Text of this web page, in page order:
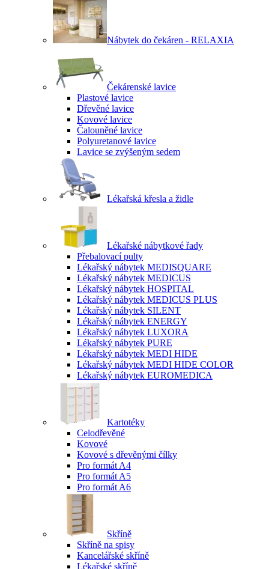
Nábytek do čekáren - RELAXIA
Čekárenské lavice
Plastové lavice
Dřevěné lavice
Kovové lavice
Čalouněné lavice
Polyuretanové lavice
Lavice se zvýšeným sedem
Lékařská křesla a židle
Lékařské nábytkové řady
Přebalovací pulty
Lékařský nábytek MEDISQUARE
Lékařský nábytek MEDICUS
Lékařský nábytek HOSPITAL
Lékařský nábytek MEDICUS PLUS
Lékařský nábytek SILENT
Lékařský nábytek ENERGY
Lékařský nábytek LUXORA
Lékařský nábytek PURE
Lékařský nábytek MEDI HIDE
Lékařský nábytek MEDI HIDE COLOR
Lékařský nábytek EUROMEDICA
Kartotéky
Celodřevěné
Kovové
Kovové s dřevěnými čílky
Pro formát A4
Pro formát A5
Pro formát A6
Skříně
Skříně na spisy
Kancelářské skříně
Lékařské skříně